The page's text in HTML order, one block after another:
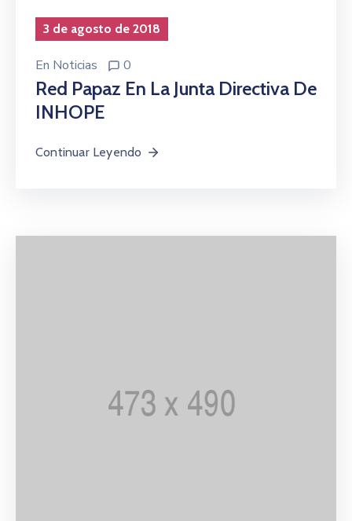
3 de agosto de 2018
En Noticias 0
Red Papaz En La Junta Directiva De
INHOPE
Continuar Leyendo